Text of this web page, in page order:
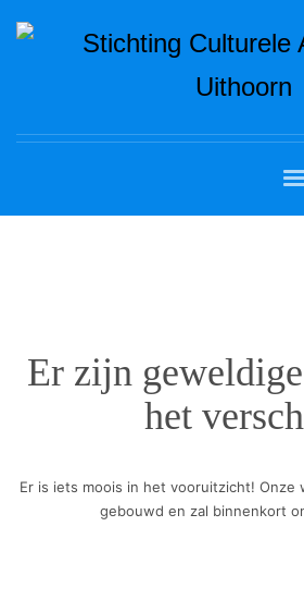
Er zijn
het
Er is iets moois in het vooruitzicht! Onze
gebouwd en zal binnenkort